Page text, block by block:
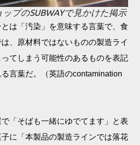
プのSUBWAYで見かけた掲示
は「汚染」を意味する言葉で、食
、原材料ではないものの製造ライ
てしまう可能性のあるものを表記
言葉だ。（英語のcontamination
「そばも一緒にゆでてます」と表
に「本製品の製造ラインでは落花